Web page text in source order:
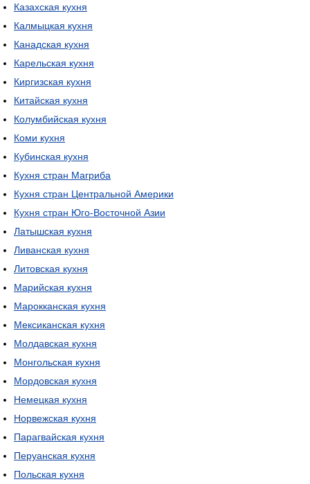
Казахская кухня
Калмыцкая кухня
Канадская кухня
Карельская кухня
Киргизская кухня
Китайская кухня
Колумбийская кухня
Коми кухня
Кубинская кухня
Кухня стран Магриба
Кухня стран Центральной Америки
Кухня стран Юго-Восточной Азии
Латышская кухня
Ливанская кухня
Литовская кухня
Марийская кухня
Марокканская кухня
Мексиканская кухня
Молдавская кухня
Монгольская кухня
Мордовская кухня
Немецкая кухня
Норвежская кухня
Парагвайская кухня
Перуанская кухня
Польская кухня